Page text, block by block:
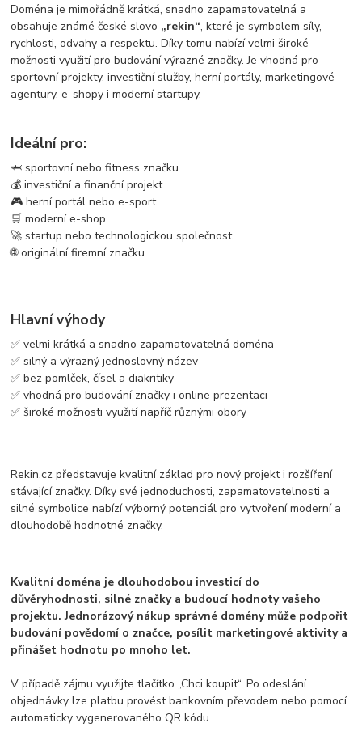
Doména je mimořádně krátká, snadno zapamatovatelná a
obsahuje známé české slovo „rekin“, které je symbolem síly,
rychlosti, odvahy a respektu. Díky tomu nabízí velmi široké
možnosti využití pro budování výrazné značky. Je vhodná pro
sportovní projekty, investiční služby, herní portály, marketingové
agentury, e-shopy i moderní startupy.
Ideální pro:
🦈 sportovní nebo fitness značku
💰 investiční a finanční projekt
🎮 herní portál nebo e-sport
🛒 moderní e-shop
🚀 startup nebo technologickou společnost
🌐 originální firemní značku
Hlavní výhody
✅ velmi krátká a snadno zapamatovatelná doména
✅ silný a výrazný jednoslovný název
✅ bez pomlček, čísel a diakritiky
✅ vhodná pro budování značky i online prezentaci
✅ široké možnosti využití napříč různými obory
Rekin.cz představuje kvalitní základ pro nový projekt i rozšíření
stávající značky. Díky své jednoduchosti, zapamatovatelnosti a
silné symbolice nabízí výborný potenciál pro vytvoření moderní a
dlouhodobě hodnotné značky.
Kvalitní doména je dlouhodobou investicí do
důvěryhodnosti, silné značky a budoucí hodnoty vašeho
projektu. Jednorázový nákup správné domény může podpořit
budování povědomí o značce, posílit marketingové aktivity a
přinášet hodnotu po mnoho let.
V případě zájmu využijte tlačítko „Chci koupit“. Po odeslání
objednávky lze platbu provést bankovním převodem nebo pomocí
automaticky vygenerovaného QR kódu.